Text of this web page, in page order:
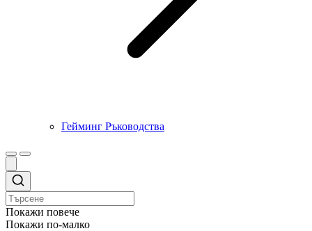
Гейминг Ръководства
Покажи повече
Покажи по-малко